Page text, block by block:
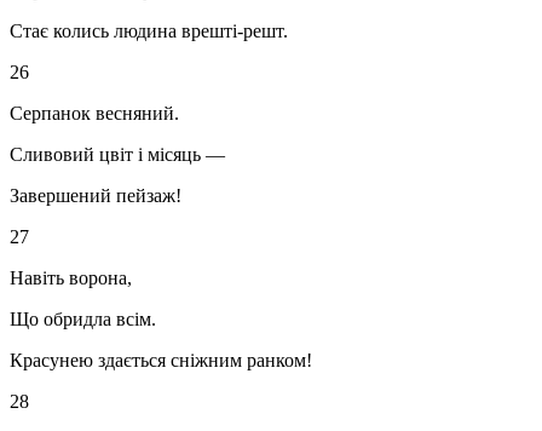
Стає колись людина врешті-решт.
26
Серпанок весняний.
Сливовий цвіт і місяць —
Завершений пейзаж!
27
Навіть ворона,
Що обридла всім.
Красунею здається сніжним ранком!
28